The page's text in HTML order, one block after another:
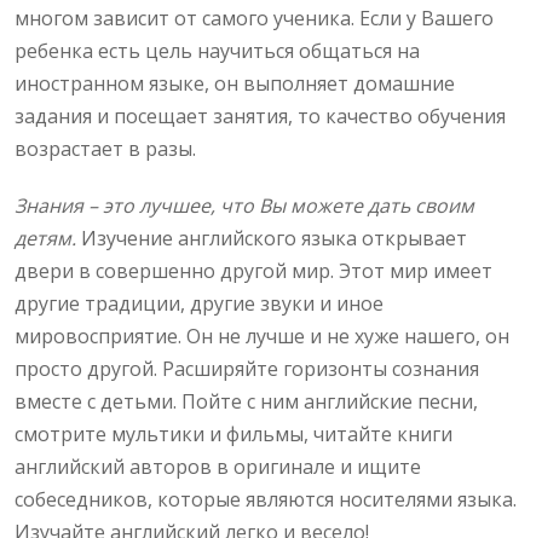
многом зависит от самого ученика. Если у Вашего
ребенка есть цель научиться общаться на
иностранном языке, он выполняет домашние
задания и посещает занятия, то качество обучения
возрастает в разы.
Знания – это лучшее, что Вы можете дать своим
детям. Изучение английского языка открывает
двери в совершенно другой мир. Этот мир имеет
другие традиции, другие звуки и иное
мировосприятие. Он не лучше и не хуже нашего, он
просто другой. Расширяйте горизонты сознания
вместе с детьми. Пойте с ним английские песни,
смотрите мультики и фильмы, читайте книги
английский авторов в оригинале и ищите
собеседников, которые являются носителями языка.
Изучайте английский легко и весело!